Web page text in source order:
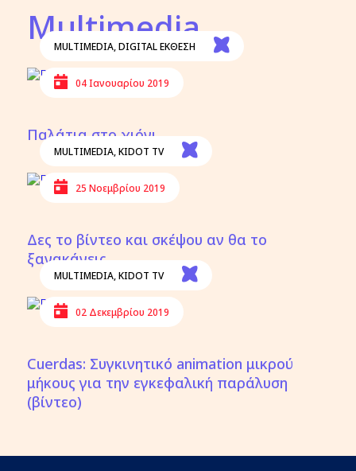
Multimedia
MULTIMEDIA,DIGITAL ΕΚΘΕΣΗ
04 Ιανουαρίου 2019
Παλάτια στο χιόνι
MULTIMEDIA,KIDOT TV
25 Νοεμβρίου 2019
Δες το βίντεο και σκέψου αν θα το
ξανακάνεις..
MULTIMEDIA,KIDOT TV
02 Δεκεμβρίου 2019
Cuerdas: Συγκινητικό animation μικρού
μήκους για την εγκεφαλική παράλυση
(βίντεο)